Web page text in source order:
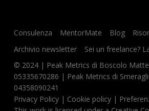
Consulenza MentorMate Blog
Archivio newsletter
Sei un freelance?
© 2024 | Peak Metrics di Boscolo
05335670286 | Peak Metrics di
04358090241
Privacy Policy| Cookie policy|